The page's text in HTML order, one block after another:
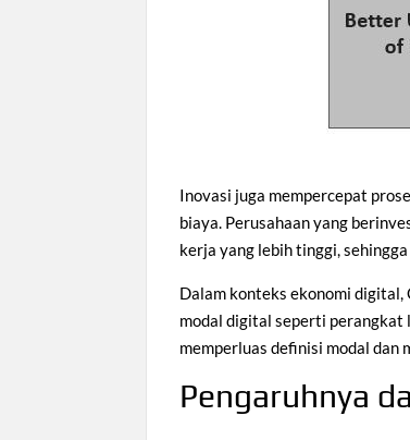
Inovasi juga mempercepat
biaya. Perusahaan yang
kerja yang lebih tinggi,
Dalam konteks ekonomi
modal digital seperti
memperluas definisi modal
Pengaruhnya